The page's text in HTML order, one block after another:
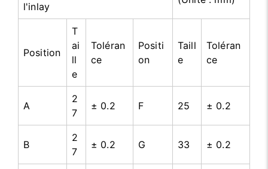
l'inlay
Position
T
ai
ll
e
Toléran
ce
Positi
on
Taill
e
Toléran
ce
A
2
7
± 0.2 F 25 ± 0.2
B
2
7
± 0.2 G 33 ± 0.2